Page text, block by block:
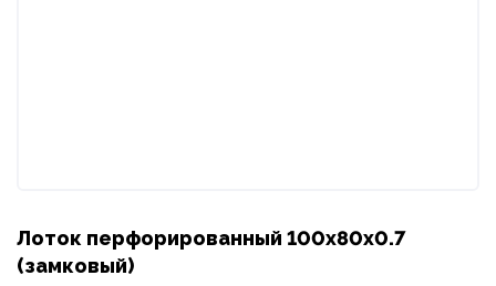
Лоток перфорированный 100x80x0.7
(замковый)